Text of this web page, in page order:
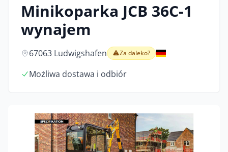
Minikoparka JCB 36C-1
wynajem
67063 Ludwigshafen Za daleko?
Możliwa dostawa i odbiór